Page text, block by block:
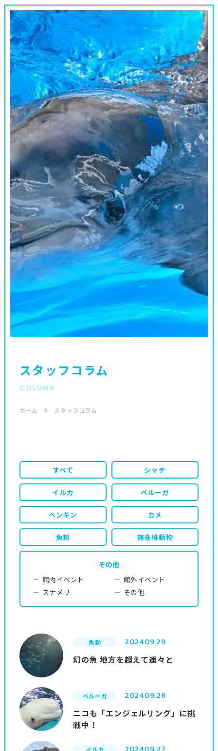
スタッフコラム
COLUMN
ホーム スタッフコラム
魚類 202409.29
幻の魚 地方を超えて遥々と
ベルーガ 202409.28
ニコも「エンジェルリング」に挑
戦中！
イルカ
すべて シャチ
イルカ ベルーガ
ペンギン カメ
魚類 無脊椎動物
その他
館内イベント
館外イベント
スナメリ
その他